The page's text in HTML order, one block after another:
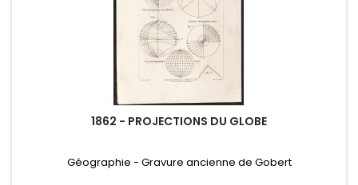
1862 - PROJECTIONS DU GLOBE
Géographie - Gravure ancienne de Gobert